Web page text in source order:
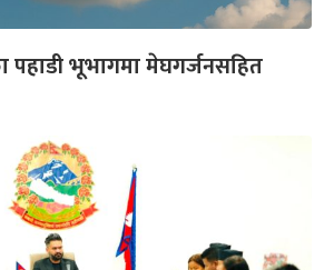
पहाडी भूभागमा मेघगर्जनसहित